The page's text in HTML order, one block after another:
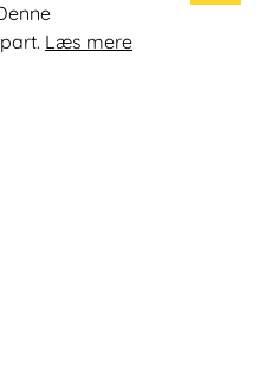
Læs mere